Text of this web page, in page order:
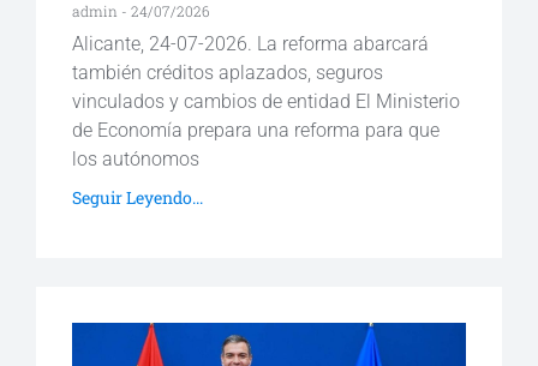
admin 24/07/2026
Alicante, 24-07-2026. La reforma abarcará
también créditos aplazados, seguros
vinculados y cambios de entidad El Ministerio
de Economía prepara una reforma para que
los autónomos
Seguir Leyendo...